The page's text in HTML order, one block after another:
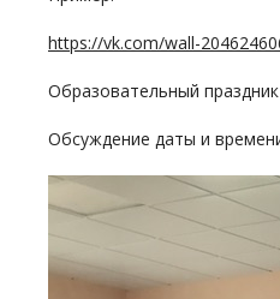
https://vk.com/wall-
Образовательный
Обсуждение даты и